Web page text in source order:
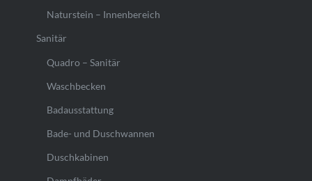
Naturstein – Innenbereich
Sanitär
Quadro – Sanitär
Waschbecken
Badausstattung
Bade- und Duschwannen
Duschkabinen